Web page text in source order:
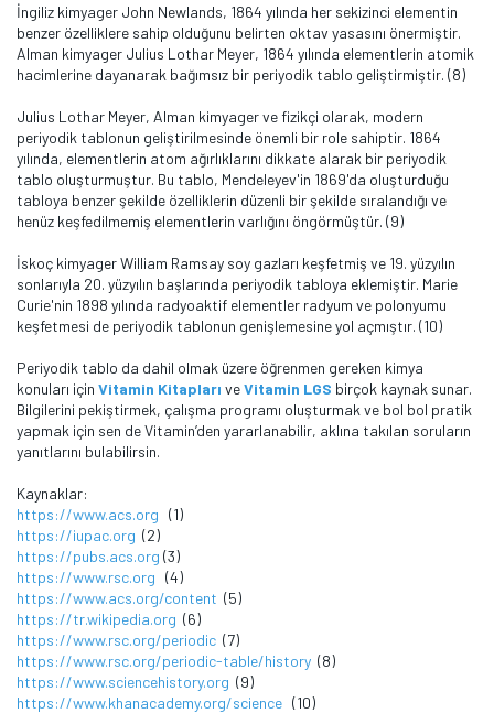
İngiliz kimyager John Newlands, 1864 yılında her sekizinci elementin
benzer özelliklere sahip olduğunu belirten oktav yasasını önermiştir.
Alman kimyager Julius Lothar Meyer, 1864 yılında elementlerin atomik
hacimlerine dayanarak bağımsız bir periyodik tablo geliştirmiştir. (8)
Julius Lothar Meyer, Alman kimyager ve fizikçi olarak, modern
periyodik tablonun geliştirilmesinde önemli bir role sahiptir. 1864
yılında, elementlerin atom ağırlıklarını dikkate alarak bir periyodik
tablo oluşturmuştur. Bu tablo, Mendeleyev'in 1869'da oluşturduğu
tabloya benzer şekilde özelliklerin düzenli bir şekilde sıralandığı ve
henüz keşfedilmemiş elementlerin varlığını öngörmüştür. (9)
İskoç kimyager William Ramsay soy gazları keşfetmiş ve 19. yüzyılın
sonlarıyla 20. yüzyılın başlarında periyodik tabloya eklemiştir. Marie
Curie'nin 1898 yılında radyoaktif elementler radyum ve polonyumu
keşfetmesi de periyodik tablonun genişlemesine yol açmıştır. (10)
Periyodik tablo da dahil olmak üzere öğrenmen gereken kimya
konuları için Vitamin Kitapları veVitamin LGS birçok kaynak sunar.
Bilgilerini pekiştirmek, çalışma programı oluşturmak ve bol bol pratik
yapmak için sen de Vitamin’den yararlanabilir, aklına takılan soruların
yanıtlarını bulabilirsin.
Kaynaklar:
https://www.acs.org (1)
https://iupac.org (2)
https://pubs.acs.org (3)
https://www.rsc.org (4)
https://www.acs.org/content (5)
https://tr.wikipedia.org (6)
https://www.rsc.org/periodic (7)
https://www.rsc.org/periodic-table/history (8)
https://www.sciencehistory.org (9)
https://www.khanacademy.org/science (10)